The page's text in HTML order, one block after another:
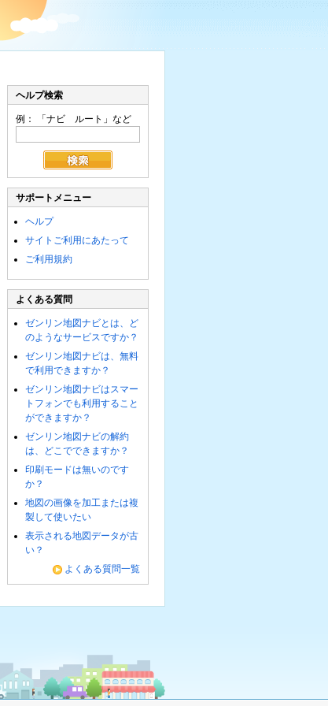
ヘルプ検索
例： 「ナビ ルート」など
サポートメニュー
ヘルプ
サイトご利用にあたって
ご利用規約
よくある質問
ゼンリン地図ナビとは、ど
のようなサービスですか？
ゼンリン地図ナビは、無料
で利用できますか？
ゼンリン地図ナビはスマー
トフォンでも利用すること
ができますか？
ゼンリン地図ナビの解約
は、どこでできますか？
印刷モードは無いのです
か？
地図の画像を加工または複
製して使いたい
表示される地図データが古
い？
よくある質問一覧